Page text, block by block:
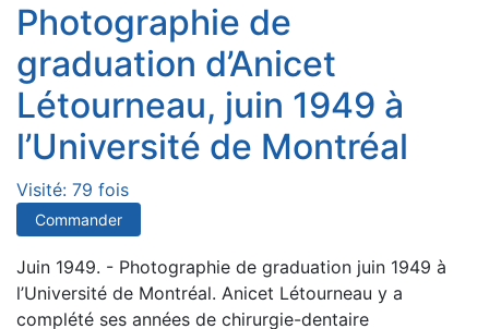
Photographie de
graduation d’Anicet
Létourneau, juin 1949 à
l’Université de Montréal
Visité: 79 fois
Commander
Juin 1949. - Photographie de graduation juin 1949 à
l’Université de Montréal. Anicet Létourneau y a
complété ses années de chirurgie-dentaire